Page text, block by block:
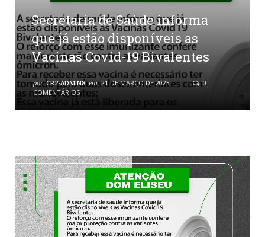
Secretaria de Saúde informa
que já estão disponíveis as
Vacinas Covid-19 Bivalentes
por CR2-ADMIN8 em 21 DE MARÇO DE 2023
0
COMENTÁRIOS